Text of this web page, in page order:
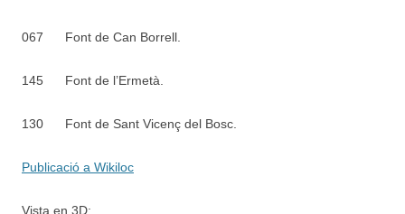
067 Font de Can Borrell.
145 Font de l’Ermetà.
130 Font de Sant Vicenç del Bosc.
Publicació a Wikiloc
Vista en 3D: